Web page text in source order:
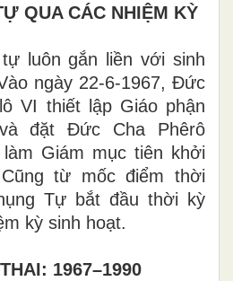
QUA CÁC NHIỆM KỲ
luôn gắn liền với sinh
ngày 22-6-1967, Ðức
VI thiết lập Giáo phận
đặt Đức Cha Phêrô
Giám mục tiên khởi
từ mốc điểm thời
Tự bắt đầu thời kỳ
kỳ sinh hoạt.
1967–1990